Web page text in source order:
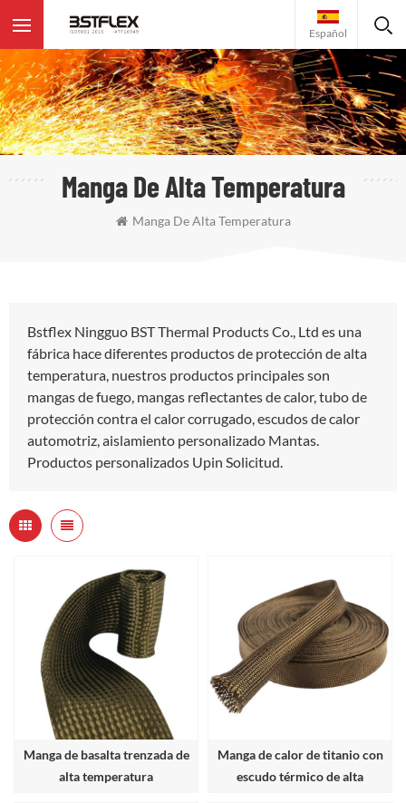
Español
Manga De Alta Temperatura
Manga De Alta Temperatura
Bstflex Ningguo BST Thermal Products Co., Ltd es una
fábrica hace diferentes productos de protección de alta
temperatura, nuestros productos principales son
mangas de fuego, mangas reflectantes de calor, tubo de
protección contra el calor corrugado, escudos de calor
automotriz, aislamiento personalizado Mantas.
Productos personalizados Upin Solicitud.
Manga de basalta trenzada de
alta temperatura
Manga de calor de titanio con
escudo térmico de alta